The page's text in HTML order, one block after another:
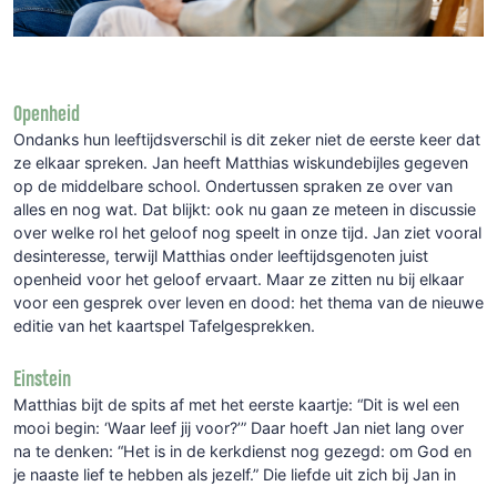
Openheid
Ondanks hun leeftijdsverschil is dit zeker niet de eerste keer dat
ze elkaar spreken. Jan heeft Matthias wiskundebijles gegeven
op de middelbare school. Ondertussen spraken ze over van
alles en nog wat. Dat blijkt: ook nu gaan ze meteen in discussie
over welke rol het geloof nog speelt in onze tijd. Jan ziet vooral
desinteresse, terwijl Matthias onder leeftijdsgenoten juist
openheid voor het geloof ervaart. Maar ze zitten nu bij elkaar
voor een gesprek over leven en dood: het thema van de nieuwe
editie van het kaartspel Tafelgesprekken.
Einstein
Matthias bijt de spits af met het eerste kaartje: “Dit is wel een
mooi begin: ‘Waar leef jij voor?’” Daar hoeft Jan niet lang over
na te denken: “Het is in de kerkdienst nog gezegd: om God en
je naaste lief te hebben als jezelf.” Die liefde uit zich bij Jan in